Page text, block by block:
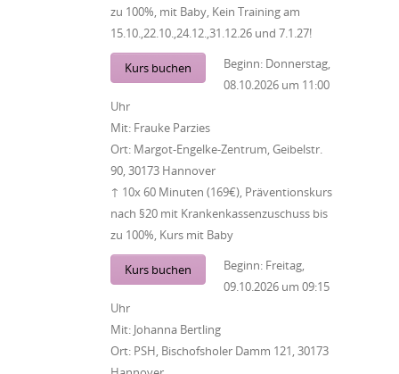
zu 100%, mit Baby, Kein Training am
15.10.,22.10.,24.12.,31.12.26 und 7.1.27!
Kurs buchen Beginn: Donnerstag,
08.10.2026 um 11:00
Uhr
Mit: Frauke Parzies
Ort: Margot-Engelke-Zentrum, Geibelstr.
90, 30173 Hannover
↑ 10x 60 Minuten (169€), Präventionskurs
nach §20 mit Krankenkassenzuschuss bis
zu 100%, Kurs mit Baby
Kurs buchen Beginn: Freitag,
09.10.2026 um 09:15
Uhr
Mit: Johanna Bertling
Ort: PSH, Bischofsholer Damm 121, 30173